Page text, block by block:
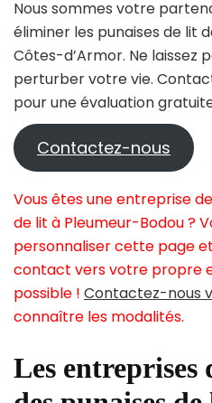
Nous sommes votre
éliminer les punaises de lit
Côtes-d’Armor. Ne laissez
perturber votre vie.
pour une évaluation
Contactez-nous
Vous êtes une entreprise
de lit à Pleumeur-Bodou ?
personnaliser cette page
contact vers votre propre
possible ! Contactez-nous
connaître les modalités.
Les entreprises